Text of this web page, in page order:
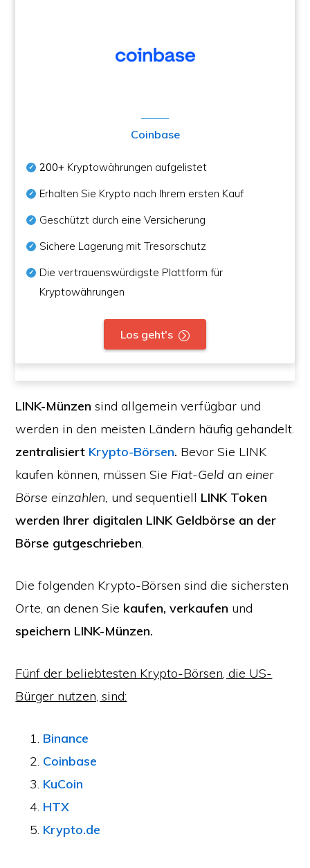
Coinbase
200+ Kryptowährungen aufgelistet
Erhalten Sie Krypto nach Ihrem ersten Kauf
Geschützt durch eine Versicherung
Sichere Lagerung mit Tresorschutz
Die vertrauenswürdigste Plattform für
Kryptowährungen
Los geht's
LINK-Münzensind allgemein verfügbar und
werden in den meisten Ländern häufig gehandelt.
zentralisiert Krypto-Börsen. Bevor Sie LINK
kaufen können, müssen Sie Fiat-Geld an einer
Börse einzahlen, und sequentiell LINK Token
werden Ihrer digitalen LINK Geldbörse an der
Börse gutgeschrieben.
Die folgenden Krypto-Börsen sind die sichersten
Orte, an denen Sie kaufen, verkaufen und
speichern LINK-Münzen.
Fünf der beliebtesten Krypto-Börsen, die US-
Bürger nutzen, sind:
Binance
Coinbase
KuCoin
HTX
Krypto.de